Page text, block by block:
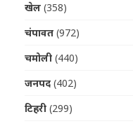
खेल(358)
चंपावत(972)
चमोली(440)
जनपद(402)
टिहरी(299)